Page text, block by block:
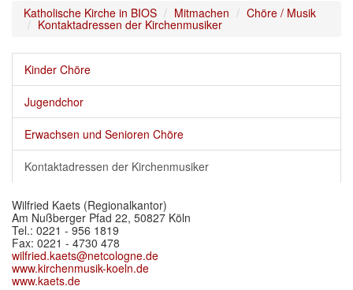
Home
Über uns
Glauben feiern/Sakramente
Kontakt
Katholische Kirche in BIOS Mitmachen Chöre / Musik
Kontaktadressen der Kirchenmusiker
Kinder Chöre
Jugendchor
Erwachsen und Senioren Chöre
Kontaktadressen der Kirchenmusiker
Wilfried Kaets (Regionalkantor)
Am Nußberger Pfad 22, 50827 Köln
Tel.: 0221 - 956 1819
Fax: 0221 - 4730 478
wilfried.kaets@netcologne.de
www.kirchenmusik-koeln.de
www.kaets.de